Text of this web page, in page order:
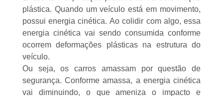
plástica. Quando um veículo está em movimento,
possui energia cinética. Ao colidir com algo, essa
energia cinética vai sendo consumida conforme
ocorrem deformações plásticas na estrutura do
veículo.
Ou seja, os carros amassam por questão de
segurança. Conforme amassa, a energia cinética
vai diminuindo, o que ameniza o impacto e